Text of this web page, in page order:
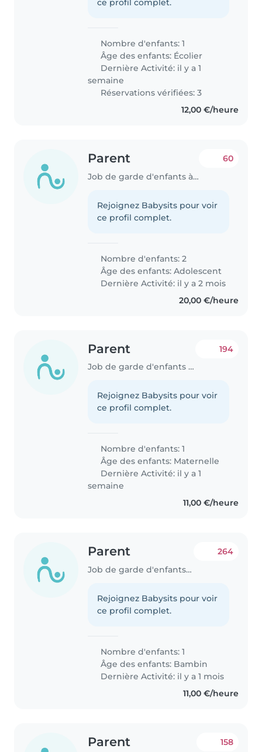
ce profil complet.
Nombre d'enfants: 1
Âge des enfants: Écolier
Dernière Activité: il y a 1
semaine
Réservations vérifiées: 3
12,00 €/heure
Parent
Job de garde d'enfants à Nantes
60
Rejoignez Babysits pour voir
ce profil complet.
Nombre d'enfants: 2
Âge des enfants:Adolescent
Dernière Activité: il y a 2 mois
20,00 €/heure
Parent
Job de garde d'enfants à Nantes
194
Rejoignez Babysits pour voir
ce profil complet.
Nombre d'enfants: 1
Âge des enfants: Maternelle
Dernière Activité: il y a 1
semaine
11,00 €/heure
Parent
Job de garde d'enfants à Nantes
264
Rejoignez Babysits pour voir
ce profil complet.
Nombre d'enfants: 1
Âge des enfants: Bambin
Dernière Activité: il y a 1 mois
11,00 €/heure
Parent 158